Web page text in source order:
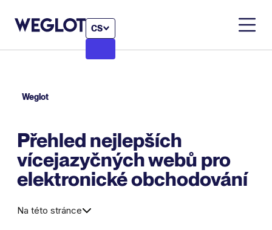
CS
Weglot
Přehled nejlepších
vícejazyčných webů pro
elektronické obchodování
Na této stránce